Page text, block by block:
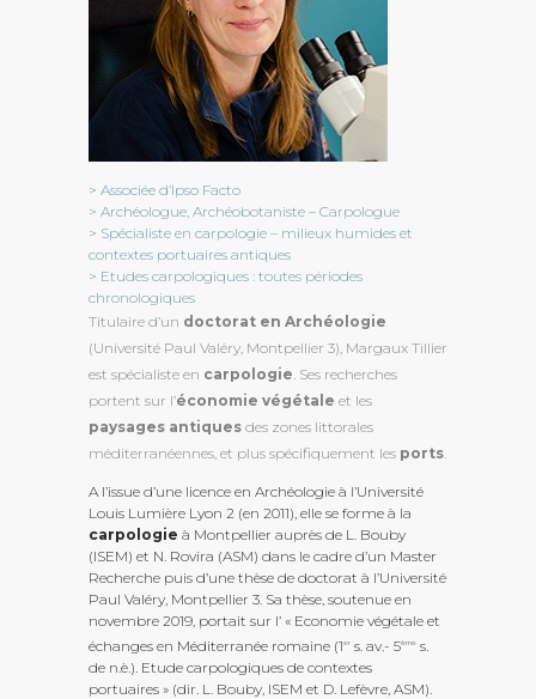
> Associée d’Ipso Facto
> Archéologue, Archéobotaniste – Carpologue
> Spécialiste en carpologie – milieux humides et
contextes portuaires antiques
> Etudes carpologiques : toutes périodes
chronologiques
Titulaire d’un doctorat en Archéologie
(Université Paul Valéry, Montpellier 3), Margaux Tillier
est spécialiste en carpologie. Ses recherches
portent sur l’économie végétale et les
paysages antiques des zones littorales
méditerranéennes, et plus spécifiquement les ports.
A l’issue d’une licence en Archéologie à l’Université
Louis Lumière Lyon 2 (en 2011), elle se forme à la
carpologie à Montpellier auprès de L. Bouby
(ISEM) et N. Rovira (ASM) dans le cadre d’un Master
Recherche puis d’une thèse de doctorat à l’Université
Paul Valéry, Montpellier 3. Sa thèse, soutenue en
novembre 2019, portait sur l’ « Economie végétale et
échanges en Méditerranée romaine (1er s. av.- 5ème s.
de n.è.). Etude carpologiques de contextes
portuaires » (dir. L. Bouby, ISEM et D. Lefèvre, ASM).